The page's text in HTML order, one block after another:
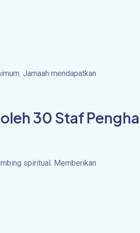
Jamaah mendapatkan
30 Staf
spiritual. Memberikan